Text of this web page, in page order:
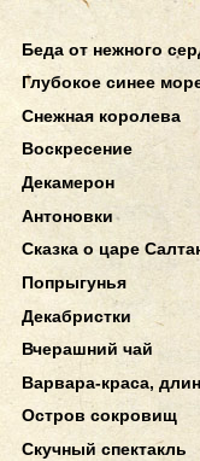
Беда от нежного
Глубокое синее
Снежная королева
Воскресение
Декамерон
Антоновки
Сказка о царе
Попрыгунья
Декабристки
Вчерашний чай
Варвара-краса,
Остров сокровищ
Скучный спектакль